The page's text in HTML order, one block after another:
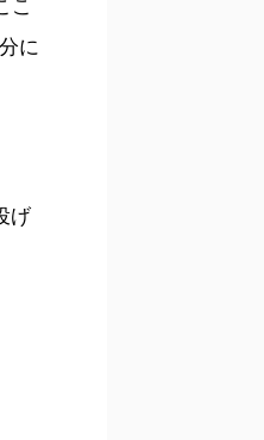
こ
に
げ